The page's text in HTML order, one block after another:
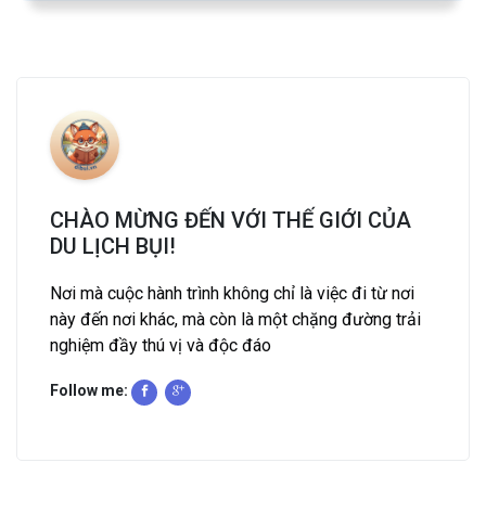
CHÀO MỪNG ĐẾN VỚI THẾ GIỚI CỦA
DU LỊCH BỤI!
Nơi mà cuộc hành trình không chỉ là việc đi từ nơi
này đến nơi khác, mà còn là một chặng đường trải
nghiệm đầy thú vị và độc đáo
Follow me: